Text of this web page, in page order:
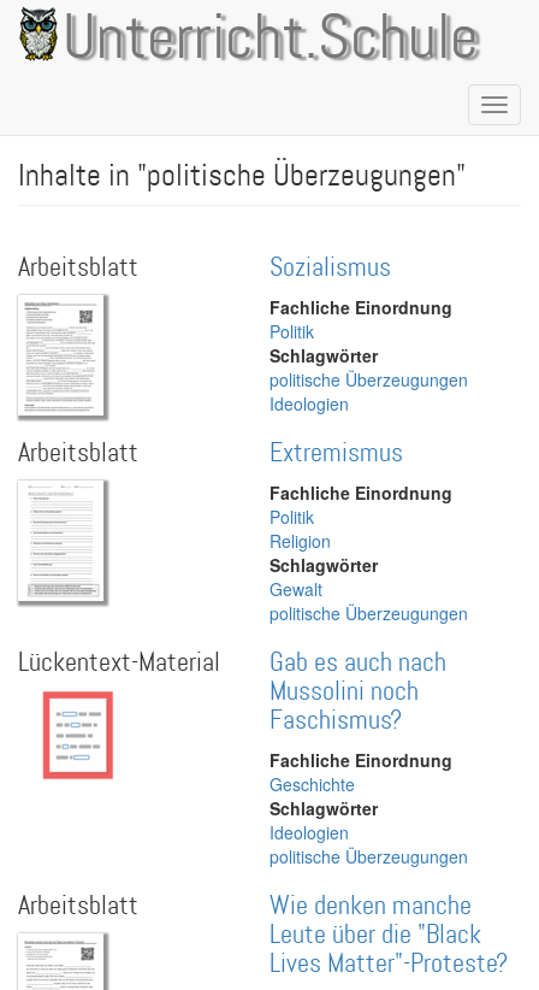
Direkt
zum
Inhalt
Unterricht.Schule
Inhalte in "politische Überzeugungen"
Arbeitsblatt Sozialismus
Fachliche Einordnung
Politik
Schlagwörter
politische Überzeugungen
Ideologien
Arbeitsblatt Extremismus
Fachliche Einordnung
Politik
Religion
Schlagwörter
Gewalt
politische Überzeugungen
Lückentext-Material
Gab es auch nach
Mussolini noch
Faschismus?
Fachliche Einordnung
Geschichte
Schlagwörter
Ideologien
politische Überzeugungen
Arbeitsblatt
Wie denken manche
Leute über die "Black
Lives Matter"-Proteste?